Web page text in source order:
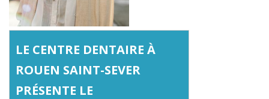
LE CENTRE DENTAIRE À
ROUEN SAINT-SEVER
PRÉSENTE LE